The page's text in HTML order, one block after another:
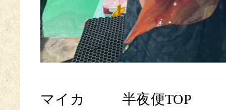
マイカ 半夜便TOP